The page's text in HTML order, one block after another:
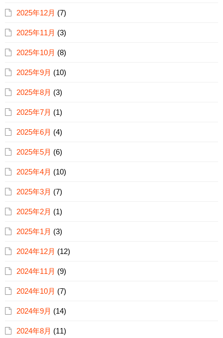
2025年12月 (7)
2025年11月 (3)
2025年10月 (8)
2025年9月 (10)
2025年8月 (3)
2025年7月 (1)
2025年6月 (4)
2025年5月 (6)
2025年4月 (10)
2025年3月 (7)
2025年2月 (1)
2025年1月 (3)
2024年12月 (12)
2024年11月 (9)
2024年10月 (7)
2024年9月 (14)
2024年8月 (11)